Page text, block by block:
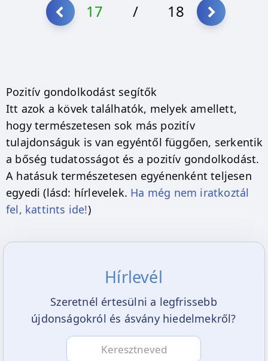
17 / 18
Pozitív gondolkodást segítők
Itt azok a kövek találhatók, melyek amellett,
hogy természetesen sok más pozitív
tulajdonságuk is van egyéntől függően, serkentik
a bőség tudatosságot és a pozitív gondolkodást.
A hatásuk természetesen egyénenként teljesen
egyedi (lásd: hírlevelek. Ha még nem iratkoztál
fel, kattints ide!)
Hírlevél
Szeretnél értesülni a legfrissebb
újdonságokról és ásvány hiedelmekről?